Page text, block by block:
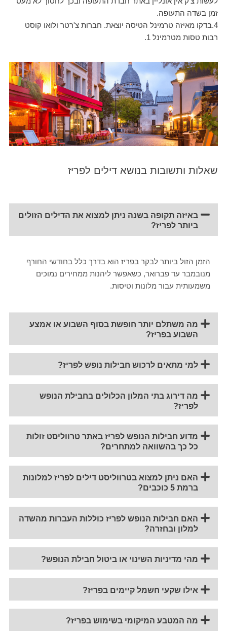
זמן בשדה התעופה.
4.בדקו מאיזה טרמינל הטיסה יוצאת. חברות צ'רטר ולואו קוסט
רבות טסות מטרמינל 1.
שאלות ותשובות בנושא דילים לפריז
באיזה תקופה בשנה ניתן למצוא את הדילים הזולים
ביותר לפריז?
הזמן הזול ביותר לבקר בפריז הוא בדרך כלל בחודשי החורף
מנובמבר עד פברואר, כשאפשר ליהנות ממחירים נמוכים
משמעותית עבור מלונות וטיסות.
מה משתלם יותר חופשת בסוף השבוע או אמצע
השבוע בפריז?
למי מתאים לרכוש חבילות נופש לפריז?
מה דירוג בתי המלון הכלולים בחבילת הנופש
לפריז?
מדוע חבילות הנופש לפריז באתר טרווליסט זולות
כל כך בהשוואה למתחרים?
האם ניתן למצוא בטרווליסט דילים לפריז למלונות
ברמת 5 כוכבים?
האם חבילות הנופש לפריז כוללות העברות מהשדה
למלון ובחזרה?
מהי מדיניות השינוי או ביטול חבילת הנופש?
אילו שקעי חשמל קיימים בפריז?
מה המטבע המיקומי בשימוש בפריז?